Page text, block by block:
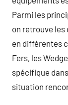
Parmi les
on retrouve les
en différentes
Fers, les
spécifique
situation